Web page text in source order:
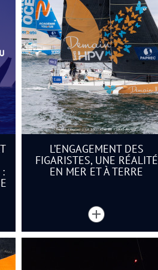
:
L’ENGAGEMENT DES
FIGARISTES, UNE RÉALITÉ
EN MER ET À TERRE